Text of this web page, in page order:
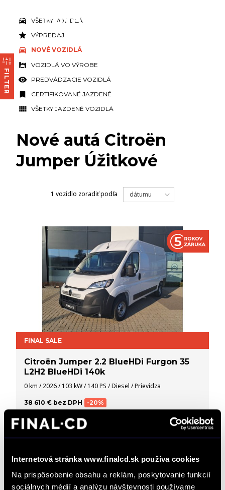
Internetová stránka www.finalcd.sk používa cookies
Na prispôsobenie obsahu a reklám, poskytovanie funkcií
sociálnych médií a analýzu návštevnosti používame
FILTER
VŠETKY VOZIDLÁ
VÝPREDAJ
NOVÉ VOZIDLÁ
VOZIDLÁ VO VÝROBE
PREDVÁDZACIE VOZIDLÁ
CERTIFIKOVANÉ JAZDENÉ
VŠETKY JAZDENÉ VOZIDLÁ
Nové autá Citroën
Jumper Úžitkové
1 vozidlo zoradiť podľa dátumu
FINAL SALE
Citroën Jumper 2.2 BlueHDi Furgon 35
L2H2 BlueHDi 140k
0 km / 2026 / 103 kW / 140 PS / Diesel / Prievidza
38 610 € bez DPH -20%
25 236 €bez DPH
Možný odpočet DPH
DETAIL